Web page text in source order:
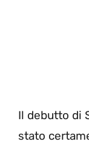
Il debutto di
stato